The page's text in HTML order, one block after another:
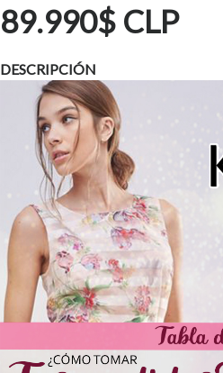
89.990$ CLP
DESCRIPCIÓN